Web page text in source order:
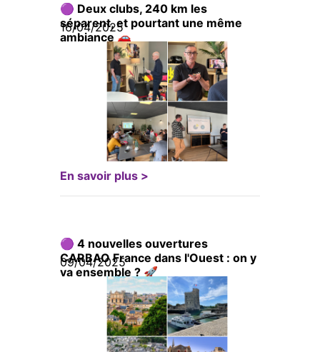
🟣 Deux clubs, 240 km les
séparent, et pourtant une même
ambiance 🚗
16/04/2025
En savoir plus >
🟣 4 nouvelles ouvertures
CARBAO France dans l'Ouest : on y
va ensemble ? 🚀
09/04/2025